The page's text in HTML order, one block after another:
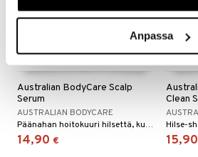
Anpassa
Australian BodyCare Scalp
Serum
AUSTRALIAN BODYCARE
Päänahan hoitokuuri hilsettä, kuivaa ja kutiavaa päänahkaa tai rasvaista päänahkaa vastaan
14,90 €
Clean
15,90